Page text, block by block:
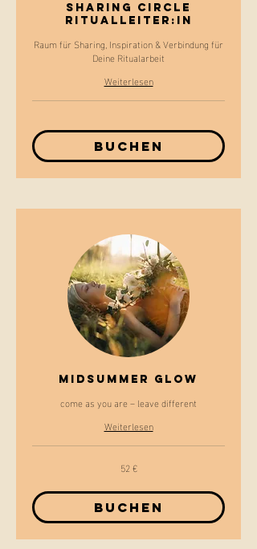
Sharing Circle
Ritualleiter:In
Raum für Sharing, Inspiration & Verbindung für
Deine Ritualarbeit
Weiterlesen
Buchen
MIDSUMMER GLOW
come as you are – leave different
Weiterlesen
52 €
Buchen